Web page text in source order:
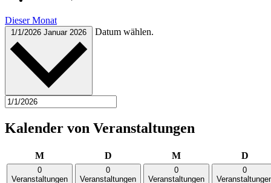
Dieser Monat
1/1/2026 Januar 2026 Datum wählen.
Kalender von Veranstaltungen
MMontag DDienstag MMittwoch D
0
Veranstaltungen
0
Veranstaltungen
0
Veranstaltungen
0